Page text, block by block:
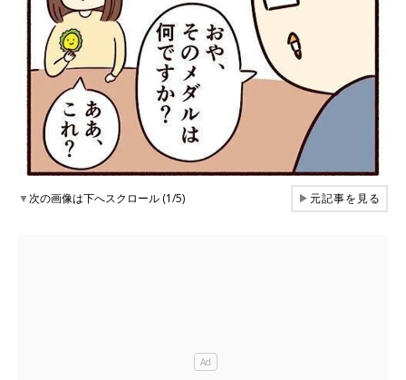
▼次の画像は下へスクロール (1/5) ▶元記事を見る